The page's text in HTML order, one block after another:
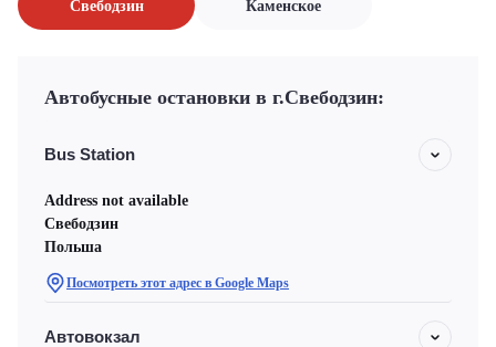
Свебодзин Каменское
Автобусные остановки в г.Свебодзин:
Bus Station
Address not available
Свебодзин
Польша
Посмотреть этот адрес в Google Maps
Автовокзал